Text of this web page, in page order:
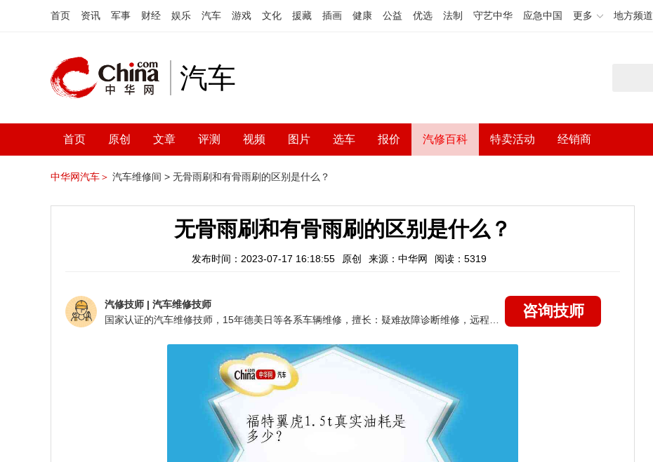
首页 资讯 军事 财经 娱乐 汽车 游戏 文化 援藏 插画 健康 公益 优选 法制 守艺中华 应急中国 更多 地方频道
汽车
首页 原创 文章 评测 视频 图片 选车 报价 汽修百科 特卖活动 经销商
中华网汽车＞ 汽车维修间 > 无骨雨刷和有骨雨刷的区别是什么？
无骨雨刷和有骨雨刷的区别是什么？
发布时间：2023-07-17 16:18:55 原创 来源：中华网 阅读：5319
汽修技师 | 汽车维修技师
咨询技师